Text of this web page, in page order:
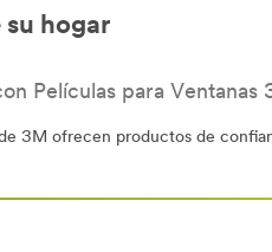
su hogar
Películas para
3M ofrecen productos de